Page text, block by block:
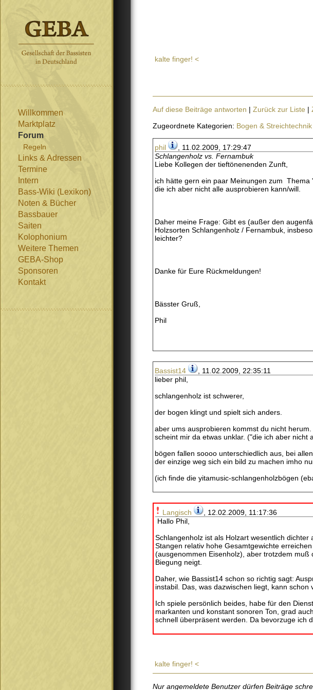
Willkommen
Marktplatz
Forum
Regeln
Links & Adressen
Termine
Intern
Bass-Wiki (Lexikon)
Noten & Bücher
Bassbauer
Saiten
Kolophonium
Weitere Themen
GEBA-Shop
Sponsoren
Kontakt
kalte finger! <
Auf diese Beiträge antworten | Zurück zur Liste |
Zugeordnete Kategorien: Bogen & Streichtechnik
phil
, 11.02.2009, 17:29:47
Schlangenholz vs. Fernambuk
Liebe Kollegen der tieftönenenden Zunft,
ich hätte gern ein paar Meinungen zum Thema
die ich aber nicht alle ausprobieren kann/will.
Daher meine Frage: Gibt es (außer den
Holzsorten Schlangenholz / Fernambuk,
leichter?
Danke für Eure Rückmeldungen!
Bässter Gruß,
Phil
Bassist14
, 11.02.2009, 22:35:11
lieber phil,
schlangenholz ist schwerer,
der bogen klingt und spielt sich anders.
aber ums ausprobieren kommst du nicht
scheint mir da etwas unklar. ("die ich aber nicht
bögen fallen soooo unterschiedlich aus, bei allen
der einzige weg sich ein bild zu machen imho
(ich finde die yitamusic-schlangenholzbögen
Langisch
, 12.02.2009, 11:17:36
Hallo Phil,
Schlangenholz ist als Holzart wesentlich
Stangen relativ hohe Gesamtgewichte
(ausgenommen Eisenholz), aber trotzdem
Biegung neigt.
Daher, wie Bassist14 schon so richtig sagt:
instabil. Das, was dazwischen liegt, kann schon
Ich spiele persönlich beides, habe für den
markanten und konstant sonoren Ton, grad
schnell überpräsent werden. Da bevorzuge ich
kalte finger! <
Nur angemeldete Benutzer dürfen Beiträge